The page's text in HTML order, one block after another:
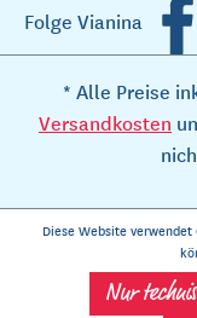
Folge Vianina
* Alle Preise
Versandkosten
Diese Website
Nur